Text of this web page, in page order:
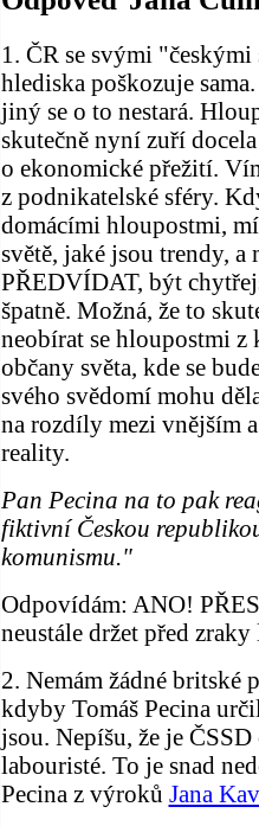
1. ČR se svými
hlediska poškozuje
jiný se o to nestará.
skutečně nyní zuří
o ekonomické přežití.
z podnikatelské sféry.
domácími hloupostmi,
světě, jaké jsou trendy,
PŘEDVÍDAT, být
špatně. Možná, že to
neobírat se hloupostmi z
občany světa, kde se
svého svědomí mohu
na rozdíly mezi vnějším
reality.
Pan Pecina na to pak
fiktivní Českou
komunismu."
Odpovídám: ANO!
neustále držet před
2. Nemám žádné
kdyby Tomáš Pecina
jsou. Nepíšu, že je
labouristé. To je snad
Pecina z výroků Jana